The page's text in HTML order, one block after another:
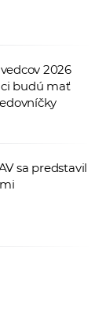
2026
budú mať
sa predstavil